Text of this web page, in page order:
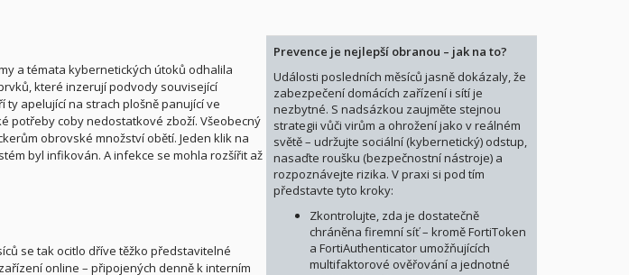
Prevence je nejlepší obranou – jak na to?
Události posledních měsíců jasně dokázaly, že
zabezpečení domácích zařízení i sítí je
nezbytné. S nadsázkou zaujměte stejnou
strategii vůči virům a ohrožení jako v reálném
světě – udržujte sociální (kybernetický) odstup,
nasaďte roušku (bezpečnostní nástroje) a
rozpoznávejte rizika. V praxi si pod tím
představte tyto kroky:
Zkontrolujte, zda je dostatečně
chráněna firemní síť – kromě FortiToken
a FortiAuthenticator umožňujících
multifaktorové ověřování a jednotné
a témata kybernetických útoků odhalila
které inzerují podvody související
ty apelující na strach plošně panující ve
potřeby coby nedostatkové zboží. Všeobecný
obrovské množství obětí. Jeden klik na
byl infikován. A infekce se mohla rozšířit až
se tak ocitlo dříve těžko představitelné
online – připojených denně k interním